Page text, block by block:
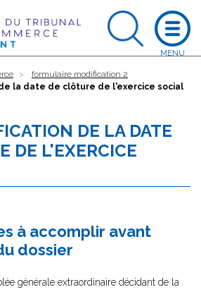
formulaire modification 2
la date de clôture de l'exercice social
DE LA DATE
DE L'EXERCICE
à accomplir avant
dossier
générale extraordinaire décidant de la